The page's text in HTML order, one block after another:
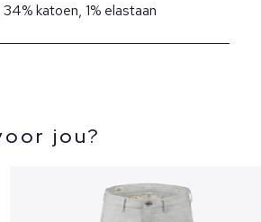
katoen, 1% elastaan
jou?